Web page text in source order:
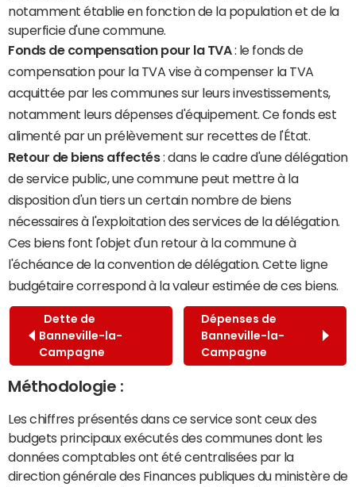
notamment établie en fonction de la population et de la
superficie d'une commune.
Fonds de compensation pour la TVA: le fonds de
compensation pour la TVA vise à compenser la TVA
acquittée par les communes sur leurs investissements,
notamment leurs dépenses d'équipement. Ce fonds est
alimenté par un prélèvement sur recettes de l'État.
Retour de biens affectés: dans le cadre d'une délégation
de service public, une commune peut mettre à la
disposition d'un tiers un certain nombre de biens
nécessaires à l'exploitation des services de la délégation.
Ces biens font l'objet d'un retour à la commune à
l'échéance de la convention de délégation. Cette ligne
budgétaire correspond à la valeur estimée de ces biens.
Dette de
Banneville-la-
Campagne
Dépenses de
Banneville-la-
Campagne
Méthodologie :
Les chiffres présentés dans ce service sont ceux des
budgets principaux exécutés des communes dont les
données comptables ont été centralisées par la
direction générale des Finances publiques du ministère de